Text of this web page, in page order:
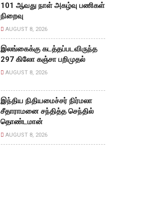
101 ஆவது நாள் அகழ்வு பணிகள்
நிறைவு
AUGUST 8, 2026
இலங்கைக்கு கடத்தப்படவிருந்த
297 கிலோ கஞ்சா பறிமுதல்
AUGUST 8, 2026
இந்திய நிதியமைச்சர் நிர்மலா
சீதாராமனை சந்தித்த செந்தில்
தொண்டமான்
AUGUST 8, 2026